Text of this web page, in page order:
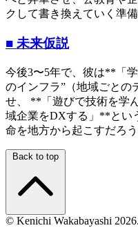
クして書き換えていく準
■ 未来仮説
今後3〜5年で、彼は**「
のインフラ”（地域ごとの
せ、 **「遊びで技術を学
域企業をDXする」**とい
命を地方から起こすだろう
Back to top
© Kenichi Wakabayashi 2026.